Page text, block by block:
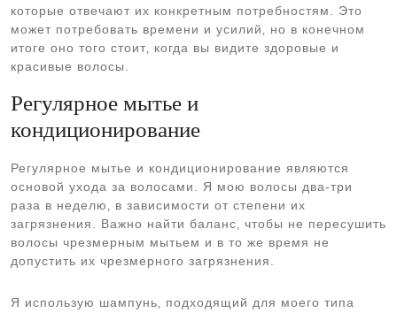
которые отвечают их конкретным потребностям. Это
может потребовать времени и усилий‚ но в конечном
итоге оно того стоит‚ когда вы видите здоровые и
красивые волосы.
Регулярное мытье и
кондиционирование
Регулярное мытье и кондиционирование являются
основой ухода за волосами. Я мою волосы два-три
раза в неделю‚ в зависимости от степени их
загрязнения. Важно найти баланс‚ чтобы не пересушить
волосы чрезмерным мытьем и в то же время не
допустить их чрезмерного загрязнения.
Я использую шампунь‚ подходящий для моего типа